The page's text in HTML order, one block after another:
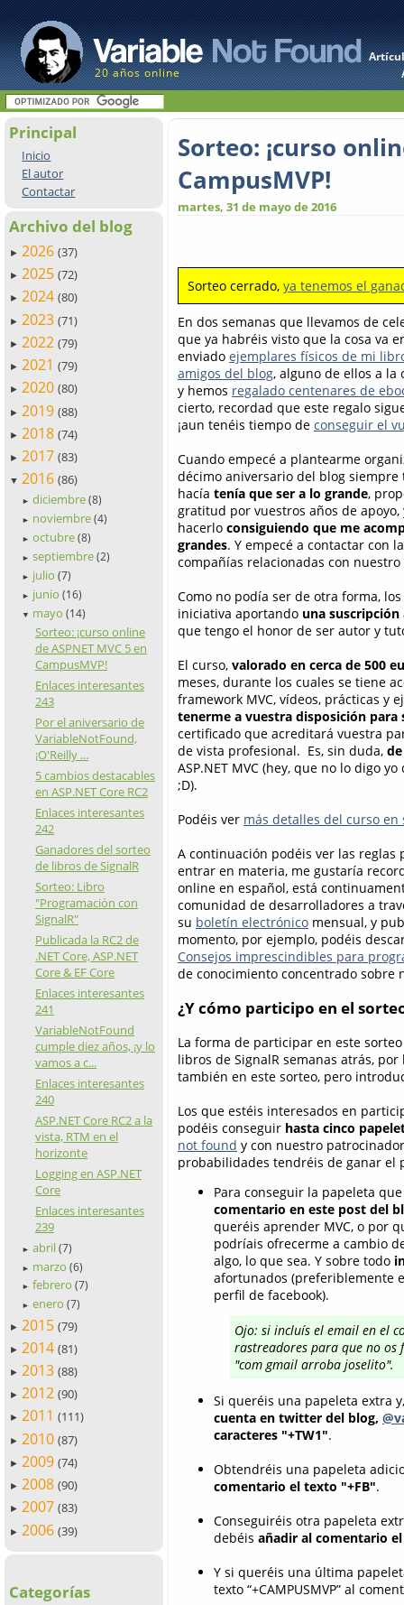
20 años online
Principal
Inicio
El autor
Contactar
Archivo del blog
► 2026 (37)
► 2025 (72)
► 2024 (80)
► 2023 (71)
► 2022 (79)
► 2021 (79)
► 2020 (80)
► 2019 (88)
► 2018 (74)
► 2017 (83)
▼ 2016 (86)
► diciembre (8)
► noviembre (4)
► octubre (8)
► septiembre (2)
► julio (7)
► junio (16)
▼ mayo (14)
Sorteo: ¡curso online
de ASPNET MVC 5 en
CampusMVP!
Enlaces interesantes
243
Por el aniversario de
VariableNotFound,
¡O'Reilly ...
5 cambios destacables
en ASP.NET Core RC2
Enlaces interesantes
242
Ganadores del sorteo
de libros de SignalR
Sorteo: Libro
"Programación con
SignalR"
Publicada la RC2 de
.NET Core, ASP.NET
Core & EF Core
Enlaces interesantes
241
VariableNotFound
cumple diez años, ¡y lo
vamos a c...
Enlaces interesantes
240
ASP.NET Core RC2 a la
vista, RTM en el
horizonte
Logging en ASP.NET
Core
Enlaces interesantes
239
► abril (7)
► marzo (6)
► febrero (7)
► enero (7)
► 2015 (79)
► 2014 (81)
► 2013 (88)
► 2012 (90)
► 2011 (111)
► 2010 (87)
► 2009 (74)
► 2008 (90)
► 2007 (83)
► 2006 (39)
Categorías
Sorteo: ¡curso
CampusMVP!
martes, 31 de mayo de 2016
Sorteo cerrado, ya tenemos el
En dos semanas que llevamos de
que ya habréis visto que la cosa va
enviado ejemplares físicos de mi
amigos del blog, alguno de ellos a
y hemos regalado centenares de
cierto, recordad que este regalo
¡aun tenéis tiempo de conseguir el
Cuando empecé a plantearme
décimo aniversario del blog siempre
hacía tenía que ser a lo grande,
gratitud por vuestros años de apoyo,
hacerlo consiguiendo que me
grandes. Y empecé a contactar con
compañías relacionadas con nuestro
Como no podía ser de otra forma,
iniciativa aportando una
que tengo el honor de ser autor y
El curso, valorado en cerca de 500
meses, durante los cuales se tiene
framework MVC, vídeos, prácticas y
tenerme a vuestra disposición para
certificado que acreditará vuestra
de vista profesional. Es, sin duda,
ASP.NET MVC (hey, que no lo digo
;D).
Podéis ver más detalles del curso
A continuación podéis ver las
entrar en materia, me gustaría
online en español, está
comunidad de desarrolladores a
su boletín electrónico mensual, y
momento, por ejemplo, podéis
Consejos imprescindibles para
de conocimiento concentrado sobre
¿Y cómo participo en el
La forma de participar en este
libros de SignalR semanas atrás,
también en este sorteo, pero
Los que estéis interesados en
podéis conseguir hasta cinco
not found y con nuestro
probabilidades tendréis de ganar el
Para conseguir la papeleta
comentario en este post del
queréis aprender MVC, o por
podríais ofrecerme a cambio
algo, lo que sea. Y sobre todo
afortunados (preferiblemente
perfil de facebook).
Ojo: si incluís el email en el
rastreadores para que no os
"com gmail arroba joselito".
Si queréis una papeleta extra
cuenta en twitter del blog,
caracteres "+TW1".
Obtendréis una papeleta
comentario el texto "+FB".
Conseguiréis otra papeleta
debéis añadir al comentario
Y si queréis una última
texto “+CAMPUSMVP” al